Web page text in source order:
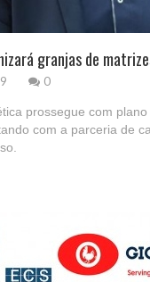
granjas de
0
prossegue com
com a parceria de